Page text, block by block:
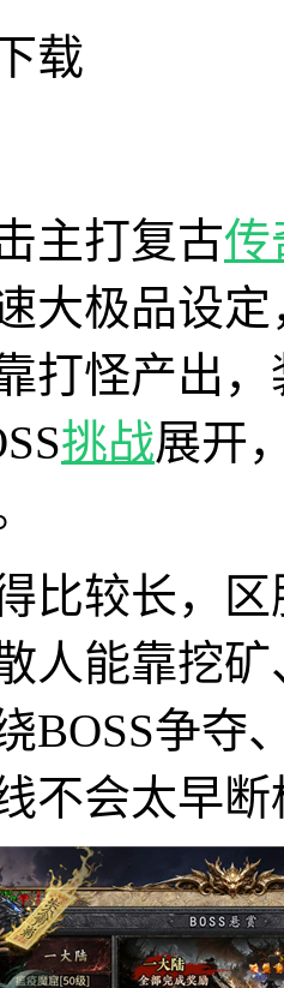
载
主打复古传
大极品设
打怪产出
挑战展开
比较长，
人能靠挖
BOSS争夺
不会太早断